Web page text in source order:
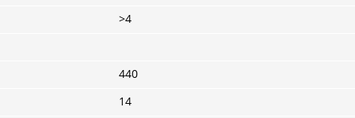
>4
440
14